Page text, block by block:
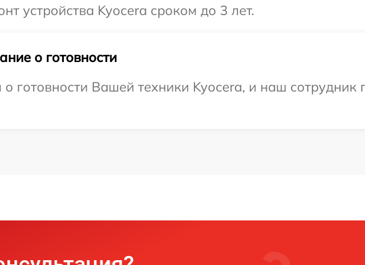
устройства Kyocera сроком до 3 лет.
о готовности
Вашей техники Kyocera, и наш сотрудник